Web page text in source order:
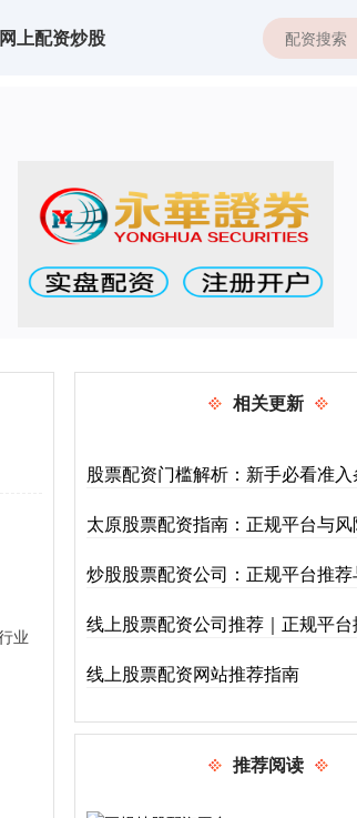
网上配资炒股
业
相关更新
股票配资门槛解析：新手必看准
太原股票配资指南：正规平台与
炒股股票配资公司：正规平台推
线上股票配资公司推荐｜正规平台
线上股票配资网站推荐指南
推荐阅读